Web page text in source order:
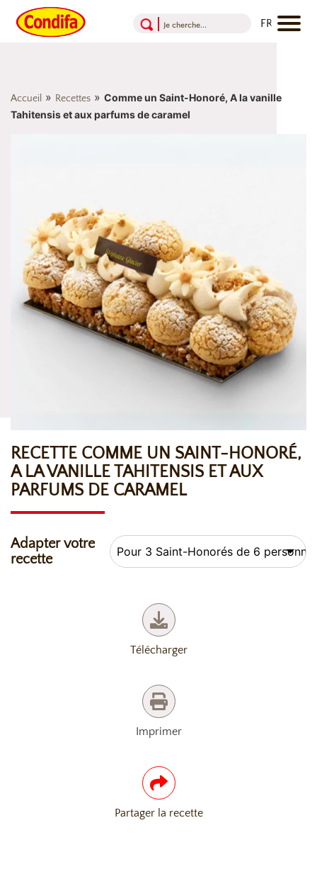
Accueil » Recettes » Comme un Saint-Honoré, A la vanille
Tahitensis et aux parfums de caramel
RECETTE COMME UN SAINT-HONORÉ,
A LA VANILLE TAHITENSIS ET AUX
PARFUMS DE CARAMEL
Adapter votre
recette
Télécharger
Imprimer
Partager la recette